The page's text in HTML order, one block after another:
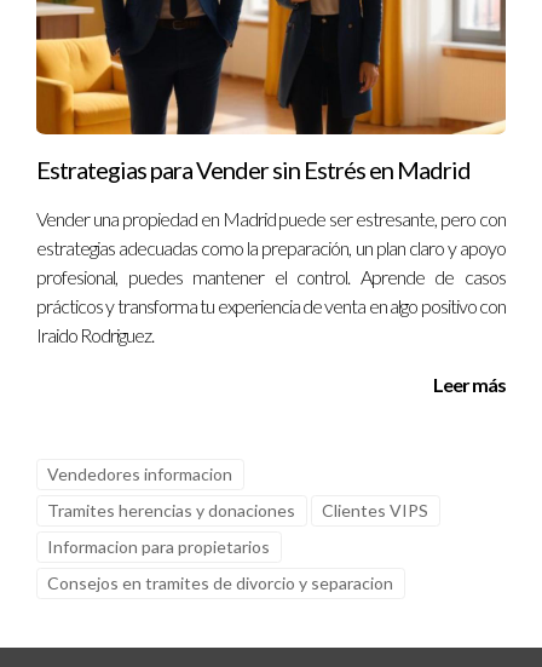
Estrategias para Vender sin Estrés en Madrid
Vender una propiedad en Madrid puede ser estresante, pero con
estrategias adecuadas como la preparación, un plan claro y apoyo
profesional, puedes mantener el control. Aprende de casos
prácticos y transforma tu experiencia de venta en algo positivo con
Iraido Rodriguez.
Leer más
Vendedores informacion
Tramites herencias y donaciones
Clientes VIPS
Informacion para propietarios
Consejos en tramites de divorcio y separacion